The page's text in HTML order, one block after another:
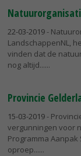
22-03-2019-
LandschappenNL,
vinden dat de
nog altijd...
Provincie
15-03-2019-
vergunningen voor
Programma Aanpak
oproep...